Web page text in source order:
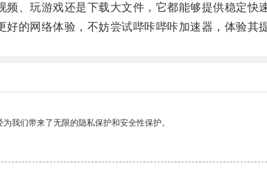
、玩游戏还是下载大文件，它都能够提供稳定快
的网络体验，不妨尝试哔咔哔咔加速器，体验其提
我们带来了无限的隐私保护和安全性保护。